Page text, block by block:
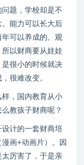
题，学校却是不
能力可以长大后
可以养成的。观
以财商要从娃娃
很小的时候就决
很难改变。
，国内教育从小
教孩子财商呢？
计的一套财商培
画+动画片）。因
厉害了，于是亲